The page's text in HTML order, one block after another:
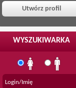
Utwórz profil
WYSZUKIWARKA